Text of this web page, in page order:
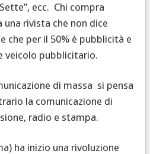
ecc. Chi compra
rivista che non dice
che per il 50% è pubblicità e
veicolo pubblicitario.
di massa si pensa
la comunicazione di
radio e stampa.
ha inizio una rivoluzione